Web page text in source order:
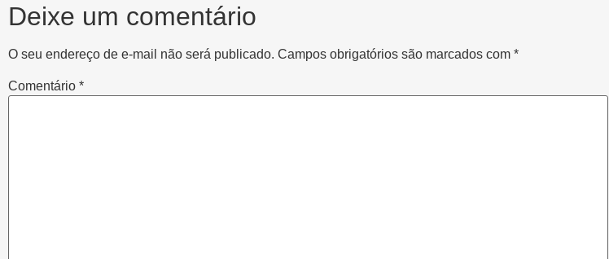
Deixe um comentário
O seu endereço de e-mail não será publicado. Campos obrigatórios são marcados com *
Comentário *